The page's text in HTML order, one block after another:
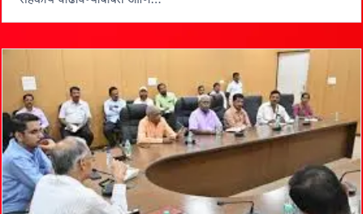
हवामान
एकत्रित
कामाची
गरज
–
विधानपरिषद
उपसभापती
डॉ.
नीलम गोऱ्हे